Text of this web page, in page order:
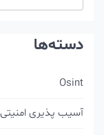
دسته‌ها
Osint
آسیب پذیری امنیتی